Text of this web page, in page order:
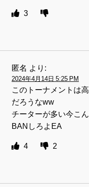
3
匿名 より:
2024年4月14日 5:25 PM
このトーナメントは
だろうなww
チーターが多い今こ
BANしろよEA
4 2